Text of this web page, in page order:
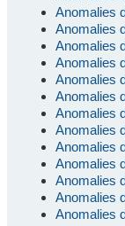
Anomalies
Anomalies
Anomalies
Anomalies
Anomalies
Anomalies
Anomalies
Anomalies
Anomalies
Anomalies
Anomalies
Anomalies
Anomalies